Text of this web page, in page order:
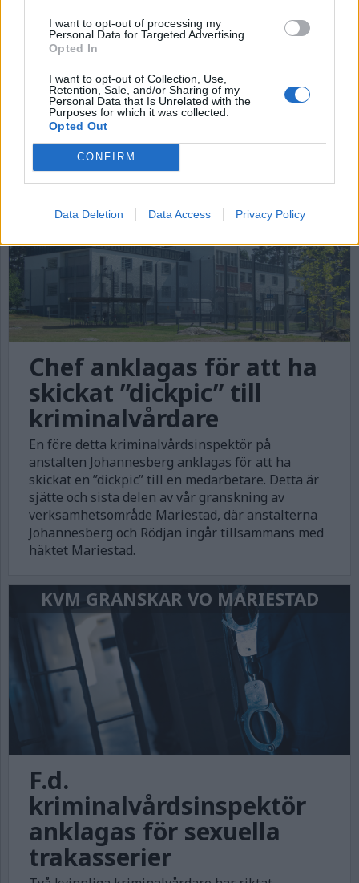
I want to opt-out of processing my
Personal Data for Targeted Advertising.
Opted In
I want to opt-out of Collection, Use,
Retention, Sale, and/or Sharing of my
Personal Data that Is Unrelated with the
Purposes for which it was collected.
Opted Out
CONFIRM
Data Deletion Data Access Privacy Policy
”Anstaltsledningen
måste bytas ut”
Jag har arbetat på Västervik Norra under många
år och jag har fått nog. Min arbetsplats är korrupt
och ledningen med Åsa Lindberg i spetsen skapar
en ohållbar situation för mig och mina kollegor.
KVM GRANSKAR VO MARIESTAD
Chef anklagas för att ha
skickat ”dickpic” till
kriminalvårdare
En före detta kriminalvårdsinspektör på
anstalten Johannesberg anklagas för att ha
skickat en ”dickpic” till en medarbetare. Detta är
sjätte och sista delen av vår granskning av
verksamhetsområde Mariestad, där anstalterna
Johannesberg och Rödjan ingår tillsammans med
häktet Mariestad.
KVM GRANSKAR VO MARIESTAD
F.d.
kriminalvårdsinspektör
anklagas för sexuella
trakasserier